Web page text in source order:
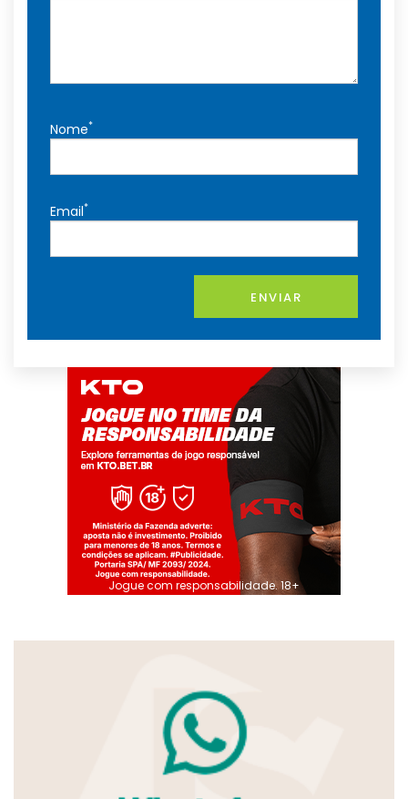
Nome*
Email*
ENVIAR
Jogue com responsabilidade. 18+